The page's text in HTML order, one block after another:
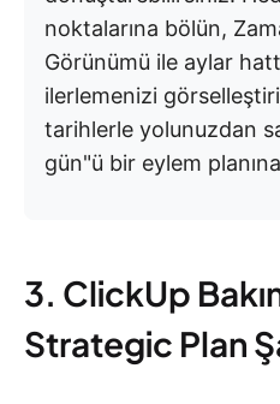
noktalarına bölün,
Görünümü ile aylar
ilerlemenizi
tarihlerle yolunuzdan
gün"ü bir eylem
3. ClickUp
Strategic Plan